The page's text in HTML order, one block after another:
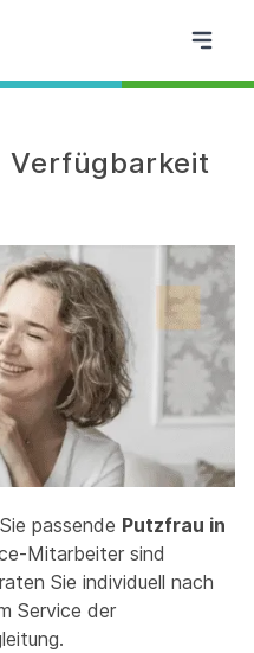
Verfügbarkeit
passende Putzfrau in
Mitarbeiter sind
Sie individuell nach
Service der